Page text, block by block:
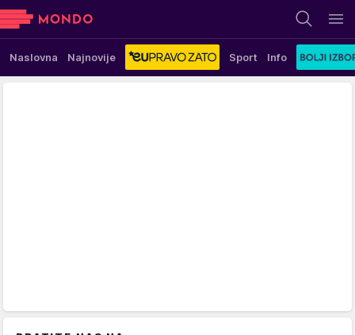
Naslovna Najnovije Sport Info